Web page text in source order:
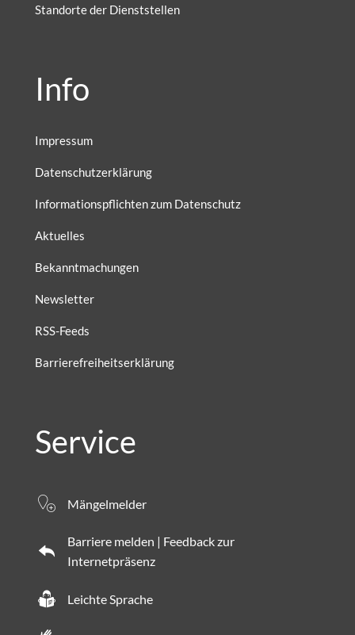
Standorte der Dienststellen
Info
Impressum
Datenschutzerklärung
Informationspflichten zum Datenschutz
Aktuelles
Bekanntmachungen
Newsletter
RSS-Feeds
Barrierefreiheitserklärung
Service
Mängelmelder
Barriere melden | Feedback zur
Internetpräsenz
Leichte Sprache